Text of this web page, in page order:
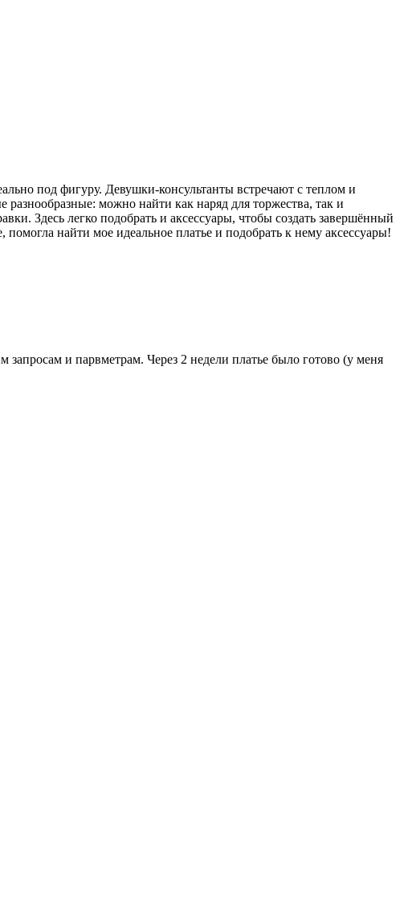
под фигуру. Девушки-консультанты встречают с теплом и
можно найти как наряд для торжества, так и
Здесь легко подобрать и аксессуары, чтобы создать завершённый
найти мое идеальное платье и подобрать к нему аксессуары!
и парвметрам. Через 2 недели платье было готово (у меня